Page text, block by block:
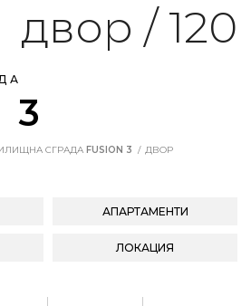
3
двор / 120
СГРАДА FUSION 3
ДВОР
АПАРТАМЕНТИ
ЛОКАЦИЯ